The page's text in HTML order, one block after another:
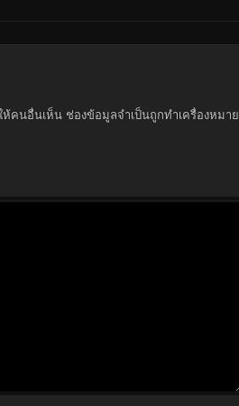
ห้คนอื่นเห็น ช่องข้อมูลจำเป็นถูกทำเครื่องหมาย